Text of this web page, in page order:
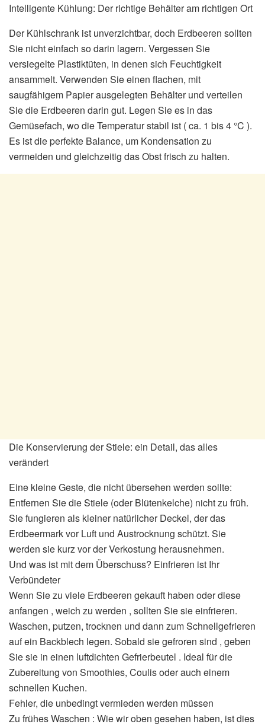
Intelligente Kühlung: Der richtige Behälter am richtigen Ort
Der Kühlschrank ist unverzichtbar, doch Erdbeeren sollten
Sie nicht einfach so darin lagern. Vergessen Sie
versiegelte Plastiktüten, in denen sich Feuchtigkeit
ansammelt. Verwenden Sie einen flachen, mit
saugfähigem Papier ausgelegten Behälter und verteilen
Sie die Erdbeeren darin gut. Legen Sie es in das
Gemüsefach, wo die Temperatur stabil ist ( ca. 1 bis 4 °C ).
Es ist die perfekte Balance, um Kondensation zu
vermeiden und gleichzeitig das Obst frisch zu halten.
Die Konservierung der Stiele: ein Detail, das alles
verändert
Eine kleine Geste, die nicht übersehen werden sollte:
Entfernen Sie die Stiele (oder Blütenkelche) nicht zu früh.
Sie fungieren als kleiner natürlicher Deckel, der das
Erdbeermark vor Luft und Austrocknung schützt. Sie
werden sie kurz vor der Verkostung herausnehmen.
Und was ist mit dem Überschuss? Einfrieren ist Ihr
Verbündeter
Wenn Sie zu viele Erdbeeren gekauft haben oder diese
anfangen , weich zu werden , sollten Sie sie einfrieren.
Waschen, putzen, trocknen und dann zum Schnellgefrieren
auf ein Backblech legen. Sobald sie gefroren sind , geben
Sie sie in einen luftdichten Gefrierbeutel . Ideal für die
Zubereitung von Smoothies, Coulis oder auch einem
schnellen Kuchen.
Fehler, die unbedingt vermieden werden müssen
Zu frühes Waschen : Wie wir oben gesehen haben, ist dies